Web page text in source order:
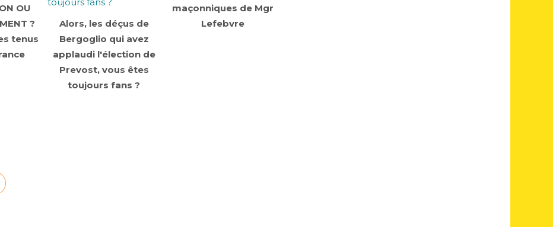
OU
?
tenus
Alors, les déçus de
Bergoglio qui avez
applaudi l'élection de
Prevost, vous êtes
toujours fans ?
maçonniques de Mgr
Lefebvre